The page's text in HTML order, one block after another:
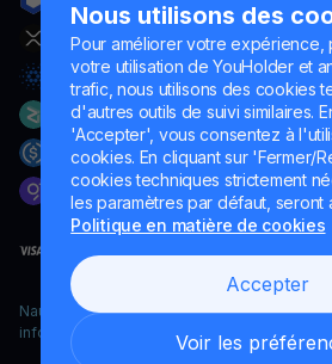
Nous utilisons des
Pour améliorer votre expérience,
votre utilisation de YouHolder et
trafic, nous utilisons des cookies
d'autres outils de suivi similaires.
'Accepter', vous consentez à
cookies. En cliquant sur 'Fermer/
cookies techniques strictement
les paramètres par défaut, seront
Politique en matière de cookies
Accepter
Voir les
Naumard LTD. – uniquement à des fins de
informatique, de recherche et de marketing